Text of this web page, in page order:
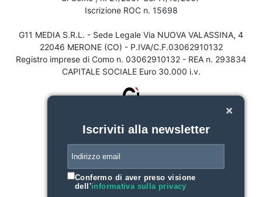
Iscrizione ROC n. 15698
G11 MEDIA S.R.L. - Sede Legale Via NUOVA VALASSINA, 4
22046 MERONE (CO) - P.IVA/C.F.03062910132
Registro imprese di Como n. 03062910132 - REA n. 293834
CAPITALE SOCIALE Euro 30.000 i.v.
Iscriviti alla newsletter
Confermo di aver preso visione
dell'informativa sulla privacy